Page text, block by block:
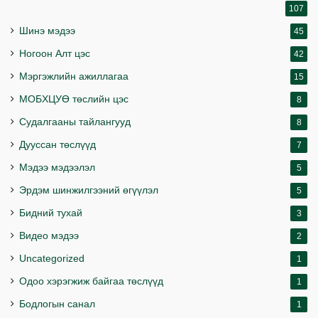
107
Шинэ мэдээ 45
Ногоон Алт цэс 42
Мэргэжлийн ажиллагаа 15
МОБХЦУӨ төслийн цэс 8
Судалгааны тайлангууд 8
Дууссан төслүүд 7
Мэдээ мэдээлэл 5
Эрдэм шинжилгээний өгүүлэл 5
Бидний тухай 3
Видео мэдээ 2
Uncategorized 1
Одоо хэрэгжиж байгаа төслүүд 1
Бодлогын санал 1